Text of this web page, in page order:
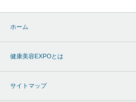
ホーム
健康美容EXPOとは
サイトマップ